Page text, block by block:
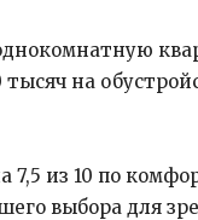
на
из 10 по
выбора для